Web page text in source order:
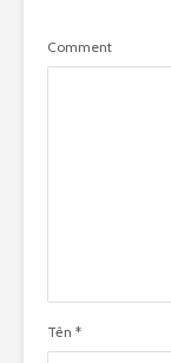
Comment
Tên *